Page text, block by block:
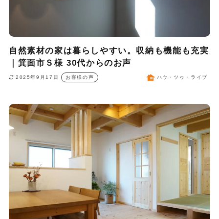
自然素材の家は暮らしやすい。収納も機能も充実
｜箕面市Ｓ様 30代からのお声
2025年9月17日 お客様の声 ハウ・ツゥ・ライブ